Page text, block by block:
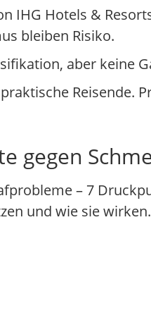
IHG Hotels &
bleiben Risiko.
aber keine
Reisende.
gegen
– 7
und wie sie